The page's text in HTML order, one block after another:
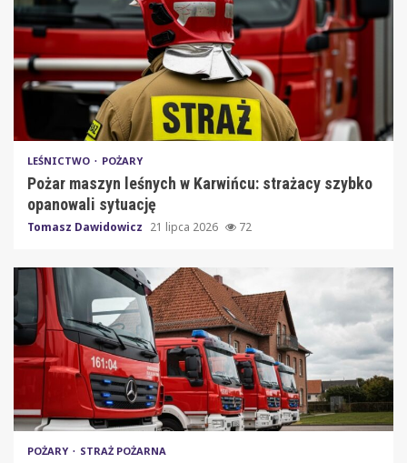
LEŚNICTWO POŻARY
Pożar maszyn leśnych w Karwińcu: strażacy szybko
opanowali sytuację
Tomasz Dawidowicz 21 lipca 2026 72
POŻARY STRAŻ POŻARNA